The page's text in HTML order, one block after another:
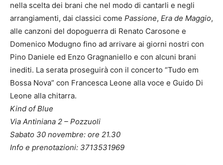
nella scelta dei brani che nel modo di cantarli e negli
arrangiamenti, dai classici come Passione, Era de Maggio,
alle canzoni del dopoguerra di Renato Carosone e
Domenico Modugno fino ad arrivare ai giorni nostri con
Pino Daniele ed Enzo Gragnaniello e con alcuni brani
inediti. La serata proseguirà con il concerto “Tudo em
Bossa Nova” con Francesca Leone alla voce e Guido Di
Leone alla chitarra.
Kind of Blue
Via Antiniana 2 – Pozzuoli
Sabato 30 novembre: ore 21.30
Info e prenotazioni: 3713531969